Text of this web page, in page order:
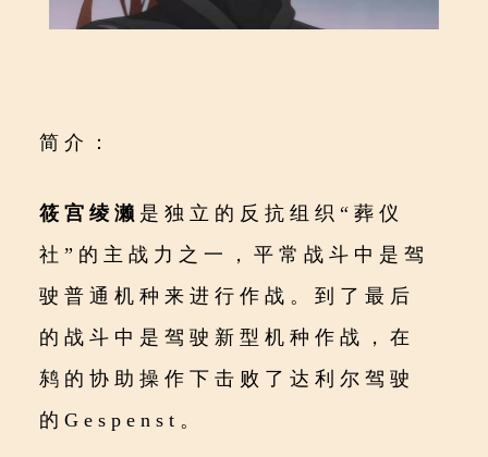
简介：
筱宫绫濑 是独立的反抗组织“葬仪
社”的主战力之一，平常战斗中是驾
驶普通机种来进行作战。到了最后
的战斗中是驾驶新型机种作战，在
鸫的协助操作下击败了达利尔驾驶
的Gespenst。